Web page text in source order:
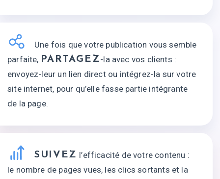
Une fois que votre publication vous semble
parfaite, PARTAGEZ-la avec vos clients :
envoyez-leur un lien direct ou intégrez-la sur votre
site internet, pour qu’elle fasse partie intégrante
de la page.
SUIVEZ l’efficacité de votre contenu :
le nombre de pages vues, les clics sortants et la